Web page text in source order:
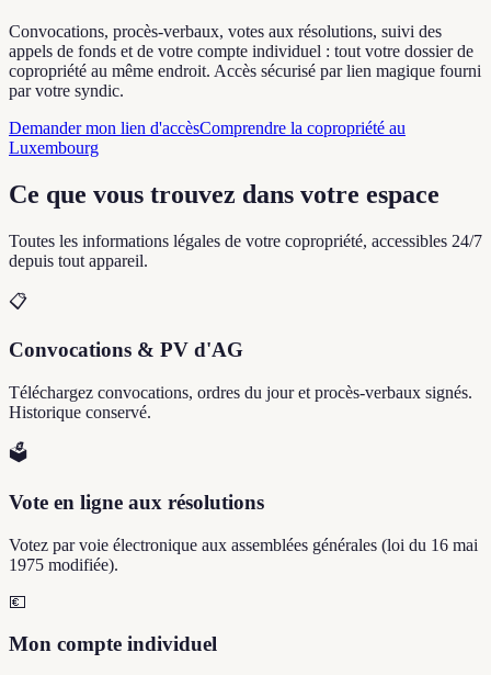
Convocations, procès-verbaux, votes aux résolutions, suivi des
appels de fonds et de votre compte individuel : tout votre dossier de
copropriété au même endroit. Accès sécurisé par lien magique fourni
par votre syndic.
Demander mon lien d'accèsComprendre la copropriété au
Luxembourg
Ce que vous trouvez dans votre espace
Toutes les informations légales de votre copropriété, accessibles 24/7
depuis tout appareil.
📋
Convocations & PV d'AG
Téléchargez convocations, ordres du jour et procès-verbaux signés.
Historique conservé.
🗳️
Vote en ligne aux résolutions
Votez par voie électronique aux assemblées générales (loi du 16 mai
1975 modifiée).
💶
Mon compte individuel